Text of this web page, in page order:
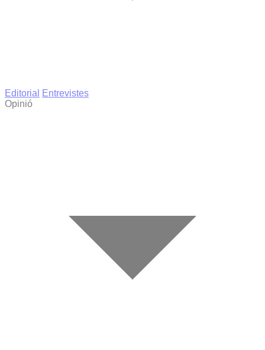
Editorial
Entrevistes
Opinió